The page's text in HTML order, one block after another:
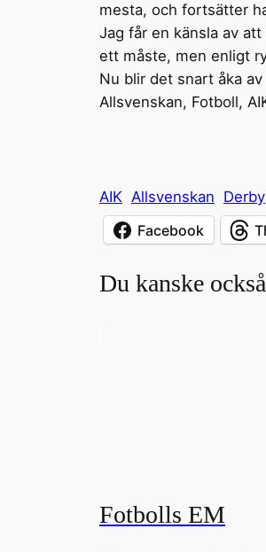
mesta, och fortsätter
Jag får en känsla av
ett måste, men enligt
Nu blir det snart åka av
Allsvenskan, Fotboll,
AIK Allsvenskan Derby
Facebook
Du kanske
Fotbolls EM